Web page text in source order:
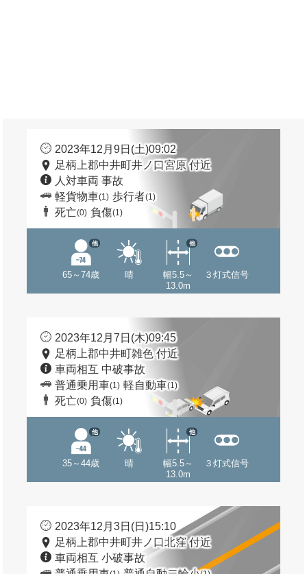
2023年12月9日(土)09:02
足柄上郡中井町井ノ口宮原 付近
人対車両 事故
軽貨物車(1) 歩行者(1)
死亡(0) 負傷(1)
65～74歳
他
晴
幅5.5～
13.0m
他
３灯式信号
2023年12月7日(木)09:45
足柄上郡中井町雑色 付近
車両相互 中破事故
普通乗用車(1) 軽自動車(1)
死亡(0) 負傷(1)
35～44歳
他
晴
幅5.5～
13.0m
他
３灯式信号
2023年12月3日(日)15:10
足柄上郡中井町井ノ口北窪 付近
車両相互 小破事故